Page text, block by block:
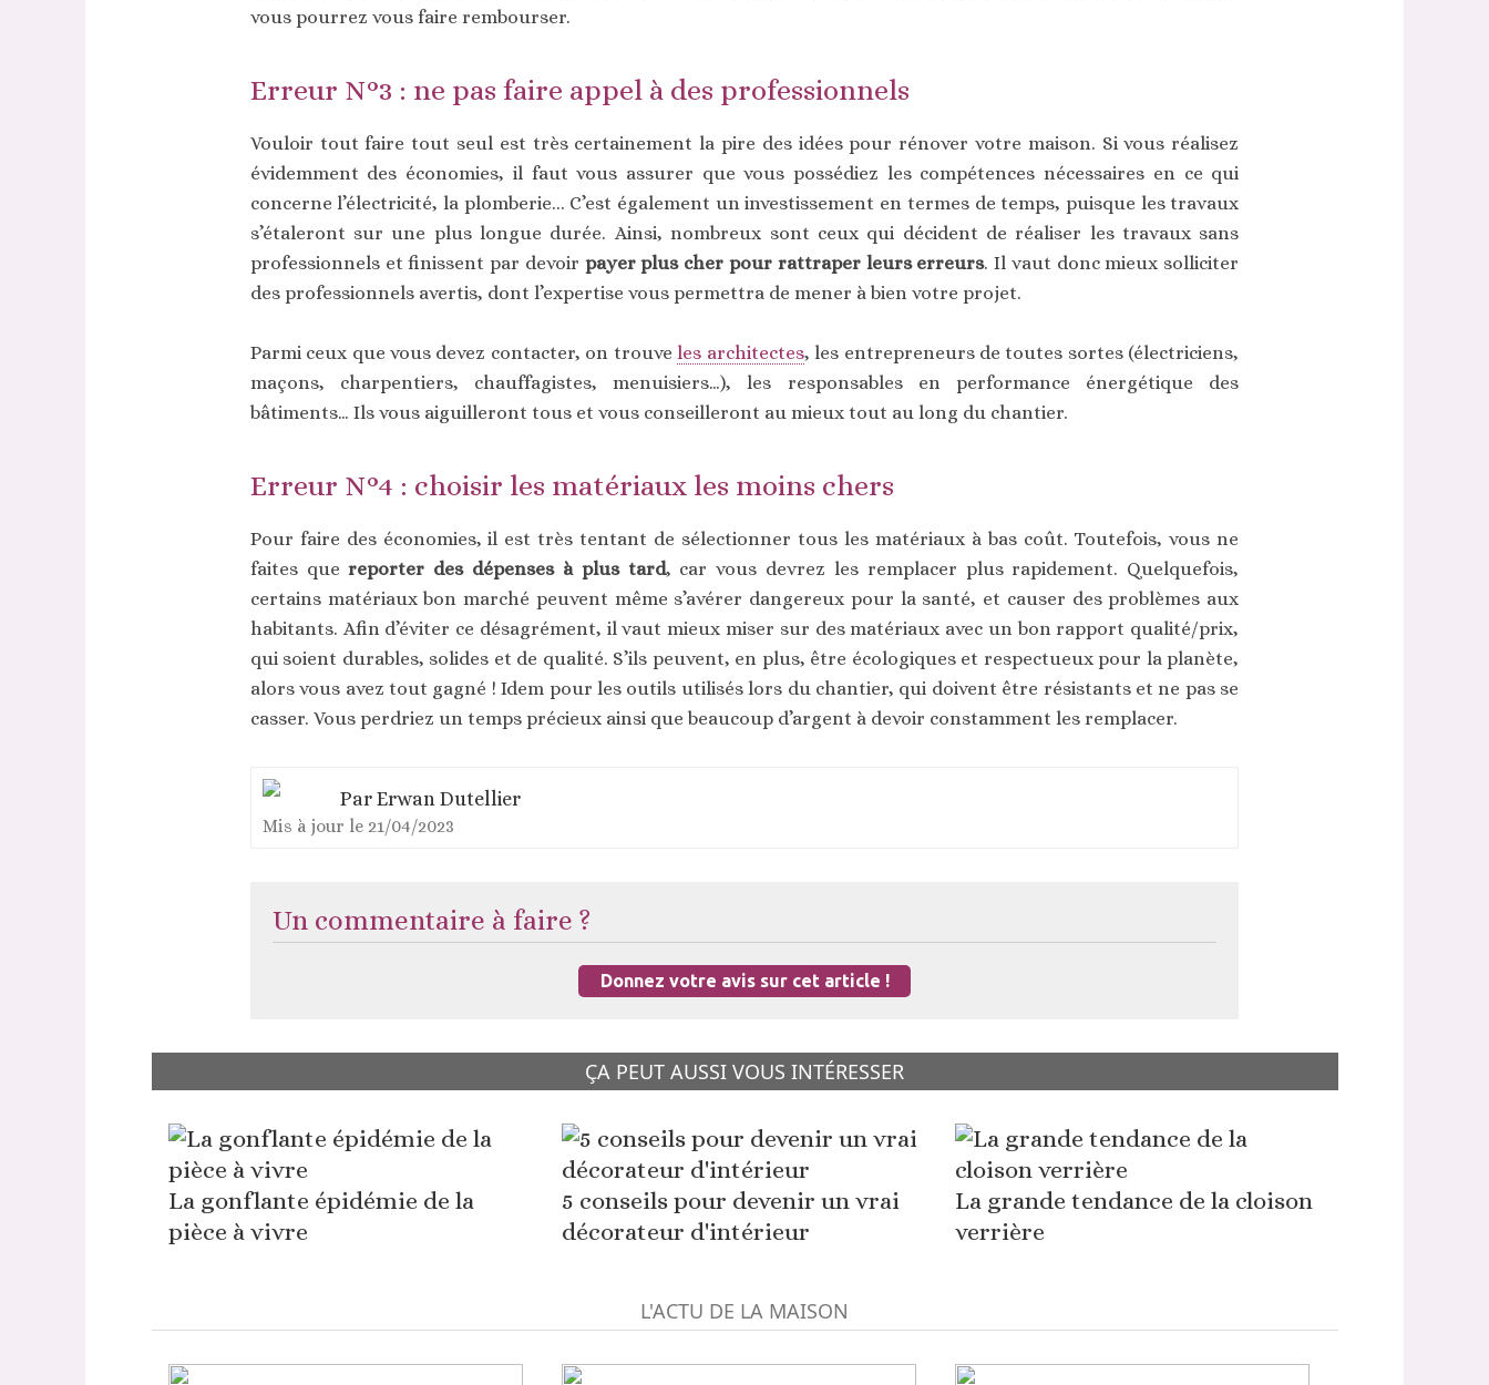
vous pourrez vous faire rembourser.
Erreur N°3 : ne pas faire appel à des professionnels
Vouloir tout faire tout seul est très certainement la pire des idées pour rénover votre maison. Si vous réalisez
évidemment des économies, il faut vous assurer que vous possédiez les compétences nécessaires en ce qui
concerne l’électricité, la plomberie... C’est également un investissement en termes de temps, puisque les travaux
s’étaleront sur une plus longue durée. Ainsi, nombreux sont ceux qui décident de réaliser les travaux sans
professionnels et finissent par devoir payer plus cher pour rattraper leurs erreurs. Il vaut donc mieux solliciter
des professionnels avertis, dont l’expertise vous permettra de mener à bien votre projet.
Parmi ceux que vous devez contacter, on trouveles architectes, les entrepreneurs de toutes sortes (électriciens,
maçons, charpentiers, chauffagistes, menuisiers…), les responsables en performance énergétique des
bâtiments… Ils vous aiguilleront tous et vous conseilleront au mieux tout au long du chantier.
Erreur N°4 : choisir les matériaux les moins chers
Pour faire des économies, il est très tentant de sélectionner tous les matériaux à bas coût. Toutefois, vous ne
faites quereporter des dépenses à plus tard, car vous devrez les remplacer plus rapidement. Quelquefois,
certains matériaux bon marché peuvent même s’avérer dangereux pour la santé, et causer des problèmes aux
habitants. Afin d’éviter ce désagrément, il vaut mieux miser sur des matériaux avec un bon rapport qualité/prix,
qui soient durables, solides et de qualité. S’ils peuvent, en plus, être écologiques et respectueux pour la planète,
alors vous avez tout gagné ! Idem pour les outils utilisés lors du chantier, qui doivent être résistants et ne pas se
casser. Vous perdriez un temps précieux ainsi que beaucoup d’argent à devoir constamment les remplacer.
Par Erwan Dutellier
Mis à jour le 21/04/2023
Un commentaire à faire ?
Donnez votre avis sur cet article !
ÇA PEUT AUSSI VOUS INTÉRESSER
La gonflante épidémie de la
pièce à vivre
5 conseils pour devenir un vrai
décorateur d'intérieur
La grande tendance de la cloison
verrière
L'ACTU DE LA MAISON